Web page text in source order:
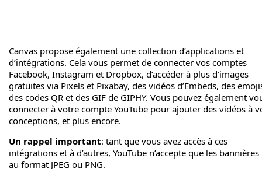
Canvas propose également une collection d’applications et
d’intégrations. Cela vous permet de connecter vos comptes
Facebook, Instagram et Dropbox, d’accéder à plus d’images
gratuites via Pixels et Pixabay, des vidéos d’Embeds, des
des codes QR et des GIF de GIPHY. Vous pouvez également
connecter à votre compte YouTube pour ajouter des vidéos à
conceptions, et plus encore.
Un rappel important: tant que vous avez accès à ces
intégrations et à d’autres, YouTube n’accepte que les bannières
au format JPEG ou PNG.